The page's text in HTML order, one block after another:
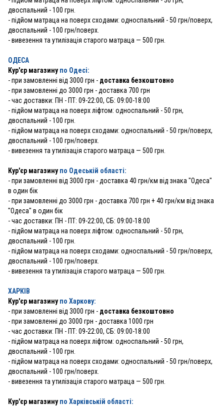
двоспальний - 100 грн.
- підйом матраца на поверх сходами: односпальний - 50 грн/поверх,
двоспальний - 100 грн/поверх.
- вивезення та утилізація старого матраца — 500 грн.
ОДЕСА
Кур'єр магазинупо Одесі:
-при замовленні від 3000 грн - доставка безкоштовно
- при замовленні до 3000 грн - доставка 700 грн
- час доставки: ПН - ПТ: 09-22:00, СБ: 09:00-18:00
- підйом матраца на поверх ліфтом: односпальний - 50 грн,
двоспальний - 100 грн.
- підйом матраца на поверх сходами: односпальний - 50 грн/поверх,
двоспальний - 100 грн/поверх.
- вивезення та утилізація старого матраца — 500 грн.
Кур'єр магазинупо Одеській області:
- при замовленні від 3000 грн - доставка 40 грн/км від знака "Одеса"
в один бік
- при замовленні до 3000 грн - доставка 700 грн + 40 грн/км від знака
"Одеса" в один бік
- час доставки: ПН - ПТ: 09-22:00, СБ: 09:00-18:00
- підйом матраца на поверх ліфтом: односпальний - 50 грн,
двоспальний - 100 грн.
- підйом матраца на поверх сходами: односпальний - 50 грн/поверх,
двоспальний - 100 грн/поверх.
- вивезення та утилізація старого матраца — 500 грн.
ХАРКІВ
Кур'єр магазинупо Харкову:
-при замовленні від 3000 грн - доставка безкоштовно
- при замовленні до 3000 грн - доставка 1000 грн
- час доставки: ПН - ПТ: 09-22:00, СБ: 09:00-18:00
- підйом матраца на поверх ліфтом: односпальний - 50 грн,
двоспальний - 100 грн.
- підйом матраца на поверх сходами: односпальний - 50 грн/поверх,
двоспальний - 100 грн/поверх.
- вивезення та утилізація старого матраца — 500 грн.
Кур'єр магазинупо Харківській області: